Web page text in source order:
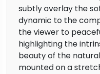
subtly overlay the
dynamic to the
the viewer to
highlighting the
beauty of the
mounted on a